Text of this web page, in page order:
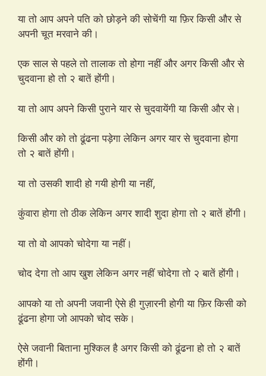
या तो आप अपने पति को छोड़ने की सोचेंगी या फ़िर किसी और से
अपनी चूत मरवाने की।
एक साल से पहले तो तालाक तो होगा नहीं और अगर किसी और से
चुदवाना हो तो २ बातें होंगी।
या तो आप अपने किसी पुराने यार से चुदवायेंगी या किसी और से।
किसी और को तो ढूंढना पड़ेगा लेकिन अगर यार से चुदवाना होगा
तो २ बातें होंगी।
या तो उसकी शादी हो गयी होगी या नहीं,
कुंवारा होगा तो ठीक लेकिन अगर शादी शुदा होगा तो २ बातें होंगी।
या तो वो आपको चोदेगा या नहीं।
चोद देगा तो आप खुश लेकिन अगर नहीं चोदेगा तो २ बातें होंगी।
आपको या तो अपनी जवानी ऐसे ही गुज़ारनी होगी या फ़िर किसी को
ढूंढना होगा जो आपको चोद सके।
ऐसे जवानी बिताना मुश्किल है अगर किसी को ढूंढना हो तो २ बातें
होंगी।